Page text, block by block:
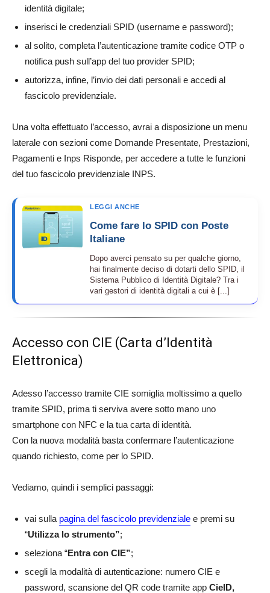
identità digitale;
inserisci le credenziali SPID (username e password);
al solito, completa l’autenticazione tramite codice OTP o
notifica push sull’app del tuo provider SPID;
autorizza, infine, l’invio dei dati personali e accedi al
fascicolo previdenziale.
Una volta effettuato l’accesso, avrai a disposizione un menu
laterale con sezioni come Domande Presentate, Prestazioni,
Pagamenti e Inps Risponde, per accedere a tutte le funzioni
del tuo fascicolo previdenziale INPS.
LEGGI ANCHE
Come fare lo SPID con Poste
Italiane
Dopo averci pensato su per qualche giorno,
hai finalmente deciso di dotarti dello SPID, il
Sistema Pubblico di Identità Digitale? Tra i
vari gestori di identità digitali a cui è [...]
Accesso con CIE (Carta d’Identità
Elettronica)
Adesso l’accesso tramite CIE somiglia moltissimo a quello
tramite SPID, prima ti serviva avere sotto mano uno
smartphone con NFC e la tua carta di identità.
Con la nuova modalità basta confermare l’autenticazione
quando richiesto, come per lo SPID.
Vediamo, quindi i semplici passaggi:
vai sulla pagina del fascicolo previdenziale e premi su
“Utilizza lo strumento”;
seleziona “Entra con CIE”;
scegli la modalità di autenticazione: numero CIE e
password, scansione del QR code tramite app CieID,